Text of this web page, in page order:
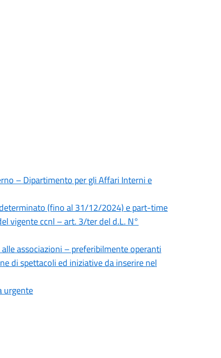
– Dipartimento per gli Affari Interni e
(fino al 31/12/2024) e part-time
vigente ccnl – art. 3/ter del d.L. N°
associazioni – preferibilmente operanti
di spettacoli ed iniziative da inserire nel
urgente